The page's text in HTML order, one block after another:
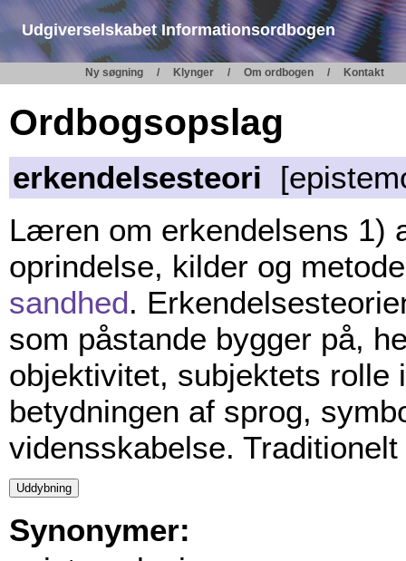
Udgiverselskabet Informationsordbogen
Ny søgning Klynger Om ordbogen Kontakt
Ordbogsopslag
erkendelsesteori
Læren om erkendelsens 1)
oprindelse, kilder og
sandhed.
som påstande bygger på,
objektivitet, subjektets rolle
betydningen af sprog,
vidensskabelse.
Synonymer: